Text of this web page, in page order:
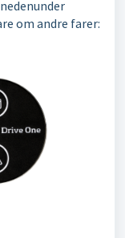
om andre farer: